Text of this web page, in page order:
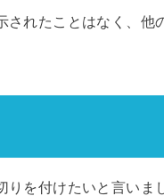
れたことはなく、他
を付けたいと言いま